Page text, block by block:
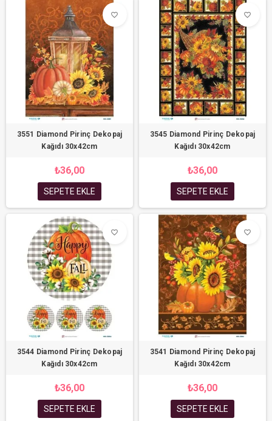
favorite_border
3551 Diamond Pirinç Dekopaj
Kağıdı 30x42cm
₺36,00
SEPETE EKLE
favorite_border
3545 Diamond Pirinç Dekopaj
Kağıdı 30x42cm
₺36,00
SEPETE EKLE
favorite_border
3544 Diamond Pirinç Dekopaj
Kağıdı 30x42cm
₺36,00
SEPETE EKLE
favorite_border
3541 Diamond Pirinç Dekopaj
Kağıdı 30x42cm
₺36,00
SEPETE EKLE